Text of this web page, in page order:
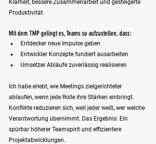
Klarheit, bessere Zusammenarbeit und gesteigerte
Produktivität.
Mit dem TMP gelingt es, Teams so aufzustellen, dass:
Entdecker neue Impulse geben
Entwickler Konzepte fundiert ausarbeiten
Umsetzer Abläufe zuverlässig realisieren
Ich habe erlebt, wie Meetings zielgerichteter
ablaufen, wenn jede Rolle ihre Stärken einbringt.
Konflikte reduzieren sich, weil jeder weiß, wer welche
Verantwortung übernimmt. Das Ergebnis: Ein
spürbar höherer Teamspirit und effizientere
Projektabwicklungen.